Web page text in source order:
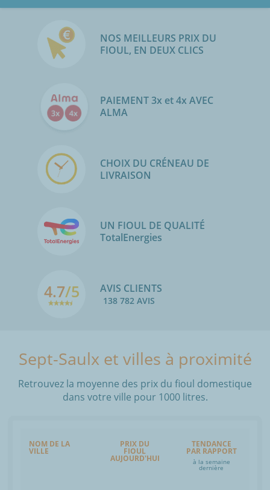
NOS MEILLEURS PRIX DU
FIOUL, EN DEUX CLICS
PAIEMENT 3x et 4x AVEC
ALMA
CHOIX DU CRÉNEAU DE
LIVRAISON
UN FIOUL DE QUALITÉ
TotalEnergies
4.7/5 AVIS CLIENTS
138 782 AVIS
Sept-Saulx et villes à proximité
Retrouvez la moyenne des prix du fioul domestique
dans votre ville pour 1000 litres.
NOM DE LA
VILLE
PRIX DU
FIOUL
AUJOURD'HUI
TENDANCE
PAR RAPPORT
à la semaine
dernière